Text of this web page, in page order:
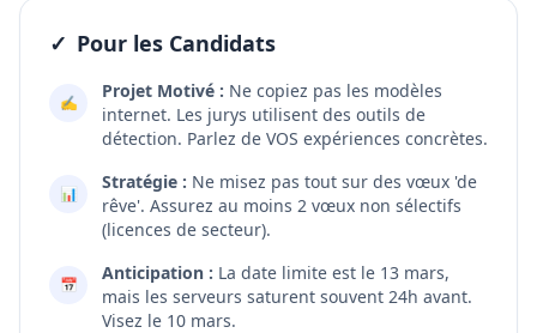
✓ Pour les Candidats
✍️
Projet Motivé : Ne copiez pas les modèles
internet. Les jurys utilisent des outils de
détection. Parlez de VOS expériences concrètes.
📊
Stratégie : Ne misez pas tout sur des vœux 'de
rêve'. Assurez au moins 2 vœux non sélectifs
(licences de secteur).
📅
Anticipation : La date limite est le 13 mars,
mais les serveurs saturent souvent 24h avant.
Visez le 10 mars.